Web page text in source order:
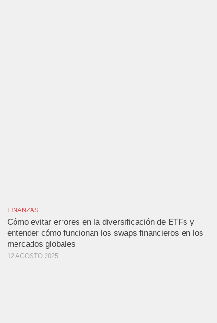
FINANZAS
Cómo evitar errores en la diversificación de ETFs y
entender cómo funcionan los swaps financieros en los
mercados globales
12 AGOSTO 2025